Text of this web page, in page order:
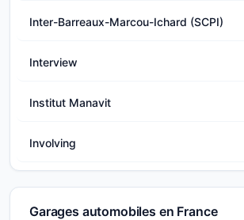
Inter-Barreaux-Marcou-Ichard (SCPI)
Interview
Institut Manavit
Involving
Garages automobiles en France